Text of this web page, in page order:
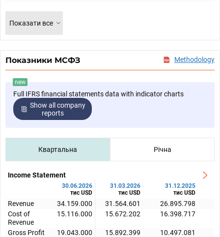
Показати все
Показники МСФЗ Methodology
new
Full IFRS financial statements data with indicator charts
Show all company
reports
Квартальна Річна
Income Statement
30.06.2026
тис USD
31.03.2026
тис USD
31.12.2025
тис USD
Revenue 34.159.000 31.564.601 26.895.798
Cost of
Revenue
15.116.000 15.672.202 16.398.717
Gross Profit 19.043.000 15.892.399 10.497.081